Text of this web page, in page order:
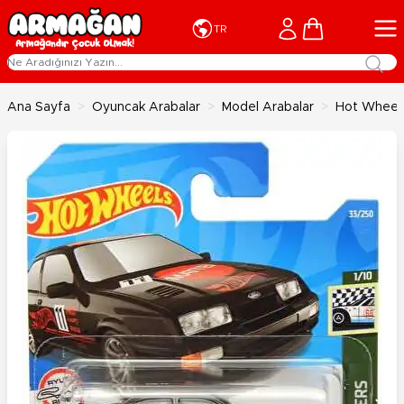
İçeriğe geç
TR Cart
Ana Sayfa > Oyuncak Arabalar > Model Arabalar > Hot